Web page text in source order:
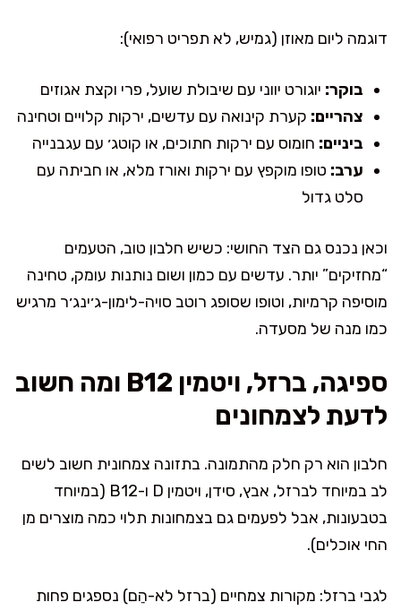
דוגמה ליום מאוזן (גמיש, לא תפריט רפואי):
בוקר: יוגורט יווני עם שיבולת שועל, פרי וקצת אגוזים
צהריים: קערת קינואה עם עדשים, ירקות קלויים וטחינה
ביניים: חומוס עם ירקות חתוכים, או קוטג׳ עם עגבנייה
ערב: טופו מוקפץ עם ירקות ואורז מלא, או חביתה עם
סלט גדול
וכאן נכנס גם הצד החושי: כשיש חלבון טוב, הטעמים
“מחזיקים” יותר. עדשים עם כמון ושום נותנות עומק, טחינה
מוסיפה קרמיות, וטופו שסופג רוטב סויה-לימון-ג׳ינג׳ר מרגיש
כמו מנה של מסעדה.
ספיגה, ברזל, ויטמין B12 ומה חשוב
לדעת לצמחונים
חלבון הוא רק חלק מהתמונה. בתזונה צמחונית חשוב לשים
לב במיוחד לברזל, אבץ, סידן, ויטמין D ו-B12 (במיוחד
בטבעונות, אבל לפעמים גם בצמחונות תלוי כמה מוצרים מן
החי אוכלים).
לגבי ברזל: מקורות צמחיים (ברזל לא-הֵם) נספגים פחות